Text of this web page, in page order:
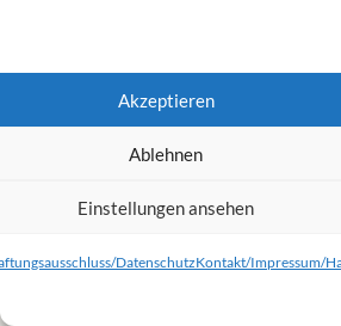
Akzeptieren
Ablehnen
Einstellungen ansehen
DatenschutzKontakt/Impressum/
Hannover
11. OKTOBER 2025
Diskussion mit Mitgliedern der
MdB Kassem Taher Saleh (9.10.25,